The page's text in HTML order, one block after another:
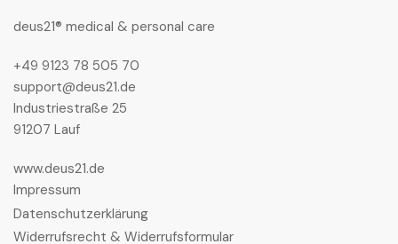
deus21® medical & personal care
+49 9123 78 505 70
support@deus21.de
Industriestraße 25
91207 Lauf
www.deus21.de
Impressum
Datenschutzerklärung
Widerrufsrecht & Widerrufsformular